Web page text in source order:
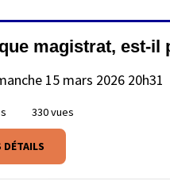
magistrat, est-
15 mars 2026 20h31
330 vues
DÉTAILS